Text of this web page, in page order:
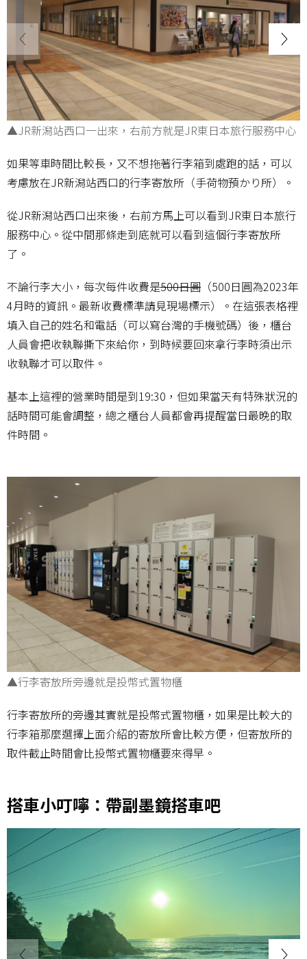
▲JR新潟站西口一出來，右前方就是JR東日本旅行服務中心
如果等車時間比較長，又不想拖著行李箱到處跑的話，可以
考慮放在JR新潟站西口的行李寄放所（手荷物預かり所）。
從JR新潟站西口出來後，右前方馬上可以看到JR東日本旅行
服務中心。從中間那條走到底就可以看到這個行李寄放所
了。
不論行李大小，每次每件收費是500日圓 （500日圓為2023年
4月時的資訊。最新收費標準請見現場標示）。在這張表格裡
填入自己的姓名和電話（可以寫台灣的手機號碼）後，櫃台
人員會把收執聯撕下來給你，到時候要回來拿行李時須出示
收執聯才可以取件。
基本上這裡的營業時間是到19:30，但如果當天有特殊狀況的
話時間可能會調整，總之櫃台人員都會再提醒當日最晚的取
件時間。
▲行李寄放所旁邊就是投幣式置物櫃
行李寄放所的旁邊其實就是投幣式置物櫃，如果是比較大的
行李箱那麼選擇上面介紹的寄放所會比較方便，但寄放所的
取件截止時間會比投幣式置物櫃要來得早。
搭車小叮嚀：帶副墨鏡搭車吧